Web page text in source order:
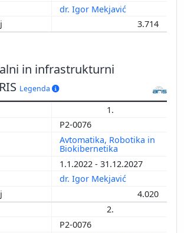
dr. Igor Mekjavić
3.714
in infrastrukturni
Legenda
1.
P2-0076
Avtomatika, Robotika in
Biokibernetika
1.1.2022 - 31.12.2027
dr. Igor Mekjavić
4.020
2.
P2-0076